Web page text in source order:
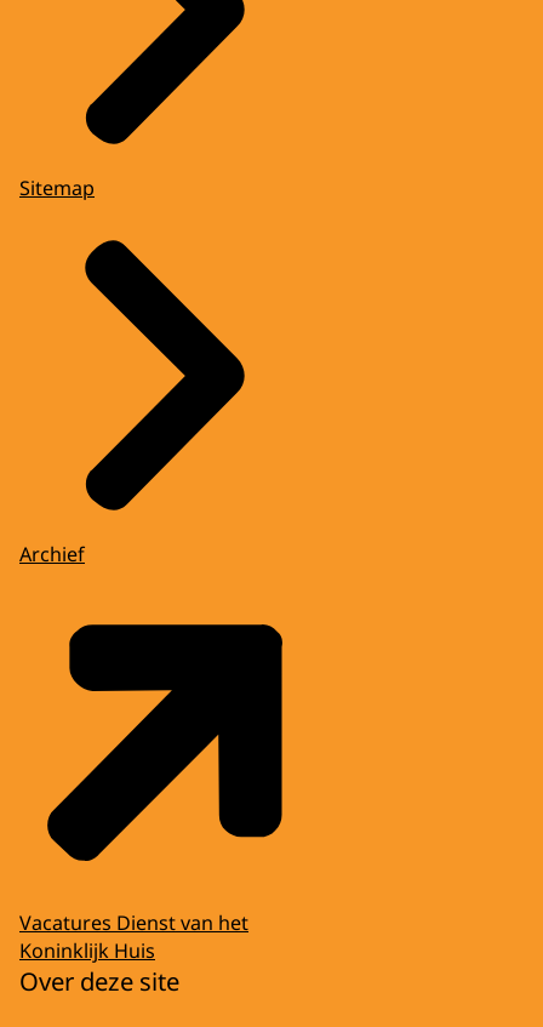
Sitemap
Archief
Vacatures Dienst van het
Koninklijk Huis
Over deze site